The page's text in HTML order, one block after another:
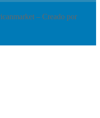
– Creado por